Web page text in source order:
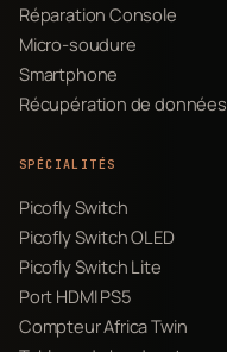
Réparation Console
Micro-soudure
Smartphone
Récupération de données
SPÉCIALITÉS
Picofly Switch
Picofly Switch OLED
Picofly Switch Lite
Port HDMI PS5
Compteur Africa Twin